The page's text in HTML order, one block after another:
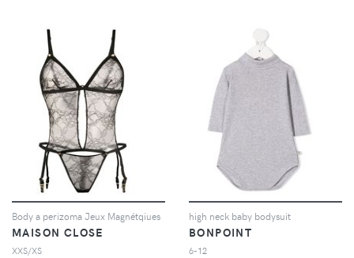
Body a perizoma Jeux Magnétqiues
MAISON CLOSE
XXS/XS
high neck baby bodysuit
BONPOINT
6-12